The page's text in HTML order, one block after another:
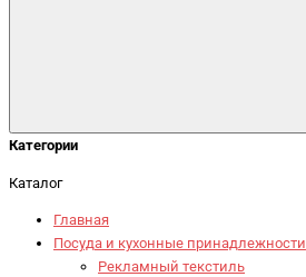
Категории
Каталог
Главная
Посуда и кухонные принадлежности
Рекламный текстиль